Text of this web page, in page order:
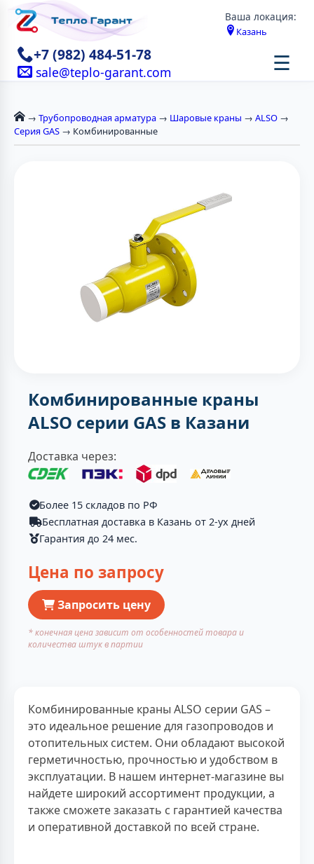
Ваша локация:
Казань
+7 (982) 484-51-78
sale@teplo-garant.com ☰
→ Трубопроводная арматура → Шаровые краны → ALSO →
Серия GAS → Комбинированные
Комбинированные краны
ALSO серии GAS в Казани
Доставка через:
Более 15 складов по РФ
Бесплатная доставка в Казань от 2-ух дней
Гарантия до 24 мес.
Цена по запросу
Запросить цену
* конечная цена зависит от особенностей товара и
количества штук в партии
Комбинированные краны ALSO серии GAS –
это идеальное решение для газопроводов и
отопительных систем. Они обладают высокой
герметичностью, прочностью и удобством в
эксплуатации. В нашем интернет-магазине вы
найдете широкий ассортимент продукции, а
также сможете заказать с гарантией качества
и оперативной доставкой по всей стране.